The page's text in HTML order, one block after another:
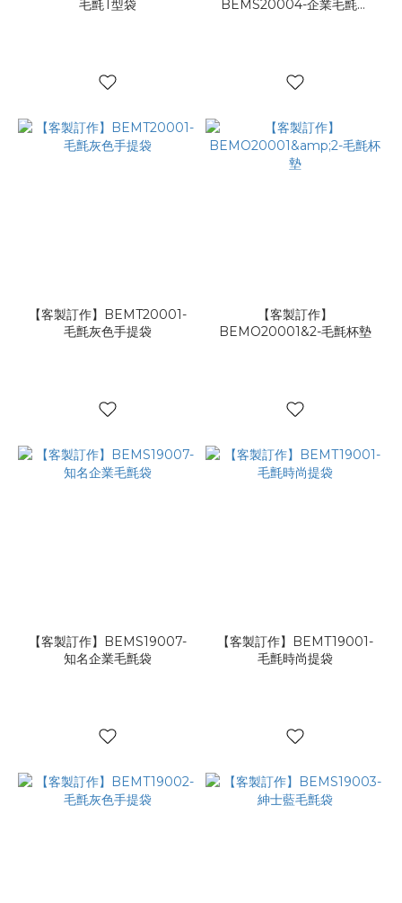
毛氈T型袋
BEMS20004-企業毛氈提
【客製訂作】BEMT20001-
毛氈灰色手提袋
【客製訂作】
BEMO20001&2-毛氈杯墊
【客製訂作】BEMS19007-
知名企業毛氈袋
【客製訂作】BEMT19001-
毛氈時尚提袋